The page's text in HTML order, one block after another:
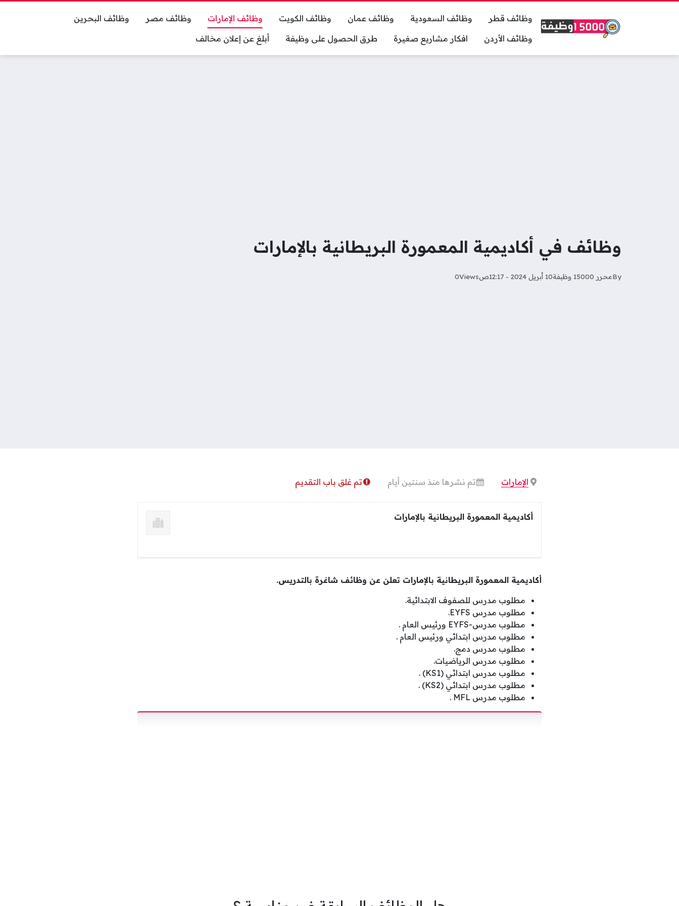
وظائف قطر وظائف السعودية وظائف عمان وظائف الكويت وظائف الإمارات وظائف مصر
وظائف البحرين
وظائف الأردن
افكار مشاريع صغيرة طرق الحصول على وظيفة أبلغ عن إعلان مخالف
وظائف في أكاديمية المعمورة البريطانية بالإمارات
Byمحرر 15000 وظيفة 10 أبريل 2024 - 12:17ص Views
0
الإمارات تم نشرها منذ سنتين أيام تم غلق باب التقديم
أكاديمية المعمورة البريطانية بالإمارات
أكاديمية المعمورة البريطانية بالإمارات تعلن عن وظائف شاغرة بالتدريس.
مطلوب مدرس للصفوف الابتدائية.
مطلوب مدرس EYFS.
مطلوب مدرس-EYFS ورئيس العام .
مطلوب مدرس ابتدائي ورئيس العام .
مطلوب مدرس دمج.
مطلوب مدرس الرياضيات.
مطلوب مدرس ابتدائي (KS1) .
مطلوب مدرس ابتدائي (KS2) .
مطلوب مدرس MFL .